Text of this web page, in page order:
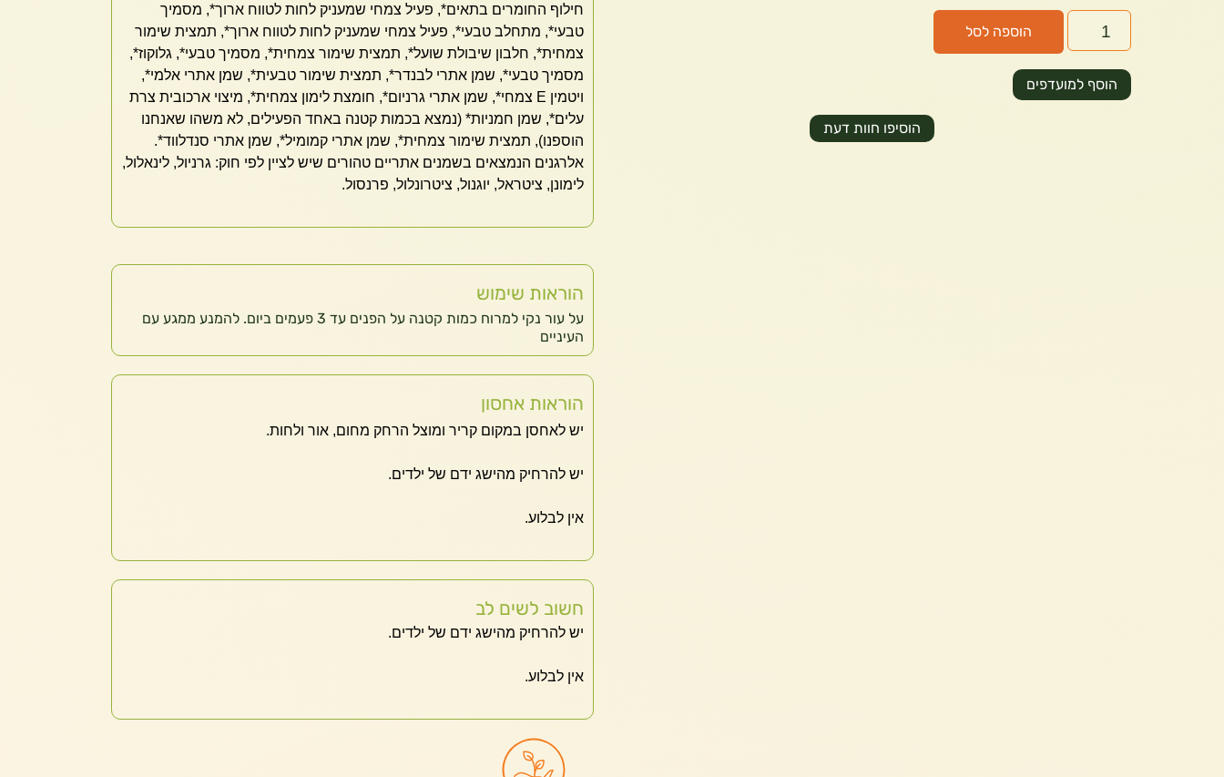
הוספה לסל
הוסיפו חוות דעת
הוסף למועדפים
חילוף החומרים בתאים*, פעיל צמחי שמעניק לחות לטווח ארוך*, מסמיך
טבעי*, מתחלב טבעי*, פעיל צמחי שמעניק לחות לטווח ארוך*, תמצית שימור
צמחית*, חלבון שיבולת שועל*, תמצית שימור צמחית*, מסמיך טבעי*, גלוקוז*,
מסמיך טבעי*, שמן אתרי לבנדר*, תמצית שימור טבעית*, שמן אתרי אלמי*,
ויטמין E צמחי*, שמן אתרי גרניום*, חומצת לימון צמחית*, מיצוי ארכובית צרת
עלים*, שמן חמניות* (נמצא בכמות קטנה באחד הפעילים, לא משהו שאנחנו
הוספנו), תמצית שימור צמחית*, שמן אתרי קמומיל*, שמן אתרי סנדלווד*.
אלרגנים הנמצאים בשמנים אתריים טהורים שיש לציין לפי חוק: גרניול, לינאלול,
לימונן, ציטראל, יוגנול, ציטרונלול, פרנסול.
הוראות שימוש
על עור נקי למרוח כמות קטנה על הפנים עד 3 פעמים ביום. להמנע ממגע עם
העיניים
הוראות אחסון
יש לאחסן במקום קריר ומוצל הרחק מחום, אור ולחות.
יש להרחיק מהישג ידם של ילדים.
אין לבלוע.
חשוב לשים לב
יש להרחיק מהישג ידם של ילדים.
אין לבלוע.